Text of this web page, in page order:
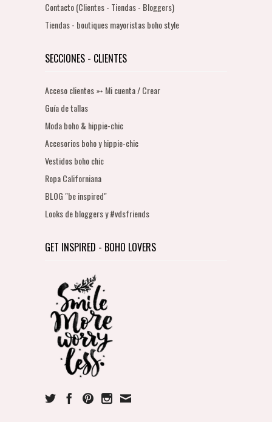
Contacto (Clientes - Tiendas - Bloggers)
Tiendas - boutiques mayoristas boho style
SECCIONES - CLIENTES
Acceso clientes ➳ Mi cuenta / Crear
Guía de tallas
Moda boho & hippie-chic
Accesorios boho y hippie-chic
Vestidos boho chic
Ropa Californiana
BLOG "be inspired"
Looks de bloggers y #vdsfriends
GET INSPIRED - BOHO LOVERS